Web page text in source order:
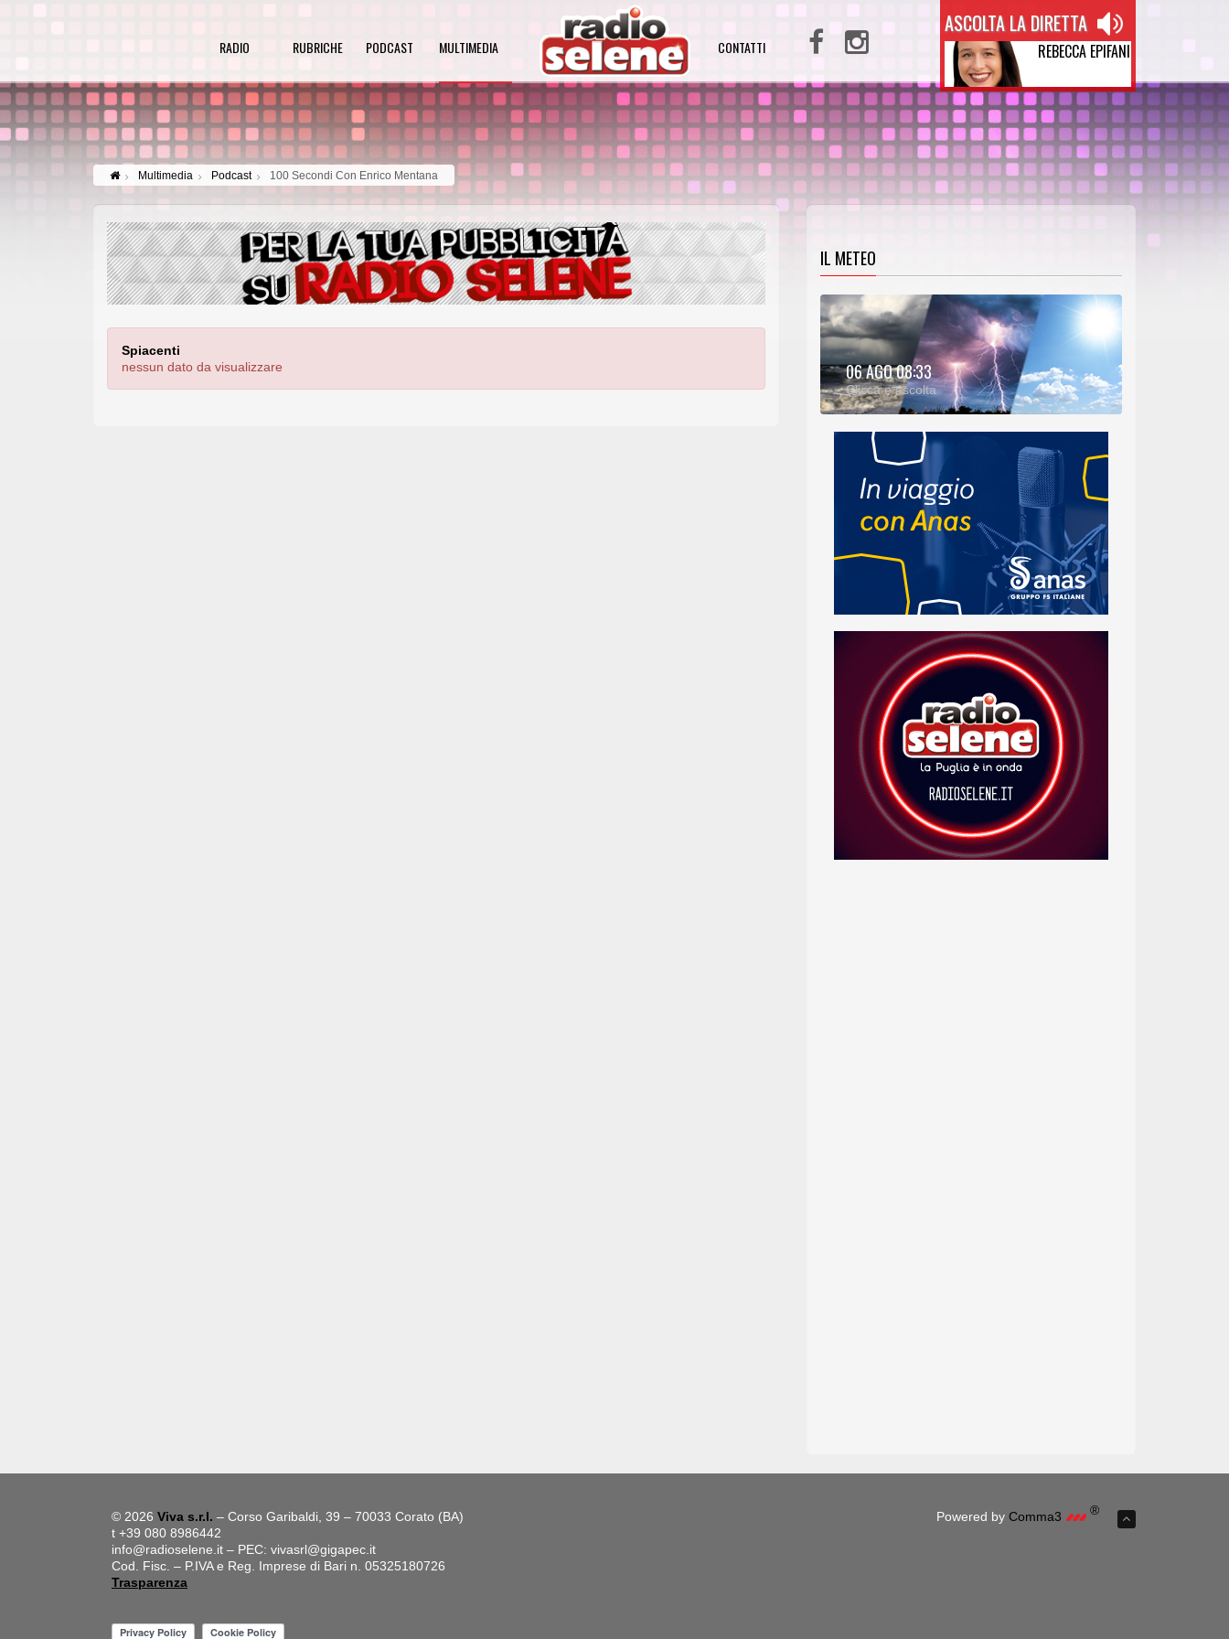
RADIO RUBRICHE PODCAST MULTIMEDIA CONTATTI
ASCOLTA LA DIRETTA
REBECCA EPIFANI
Multimedia Podcast 100 Secondi Con Enrico Mentana
Spiacenti
nessun dato da visualizzare
IL METEO
06 AGO 08:33
Clicca e ascolta
METEO:
00:00
00:31
© 2026 Viva s.r.l. – Corso Garibaldi, 39 – 70033 Corato (BA)
t +39 080 8986442
info@radioselene.it – PEC: vivasrl@gigapec.it
Cod. Fisc. – P.IVA e Reg. Imprese di Bari n. 05325180726
Trasparenza
Powered by Comma3 ®